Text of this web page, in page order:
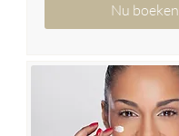
Nu boeken